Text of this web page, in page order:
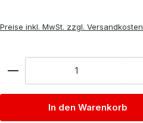
Preise inkl. MwSt. zzgl. Versandkosten
In den Warenkorb